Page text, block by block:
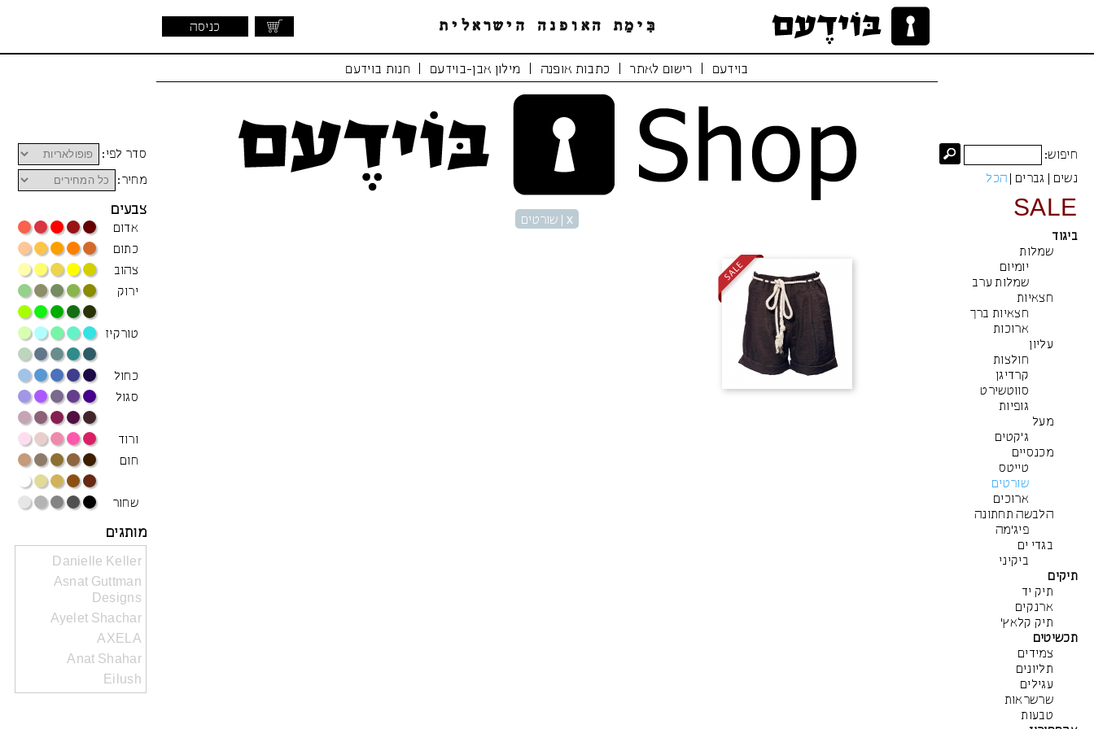
כניסה
בוידעם רישום לאתר כתבות אופנה מילון אבן-בוידעם חנות בוידעם
חיפוש:
נשים גברים הכל
SALE
ביגוד
שמלות
יומיום
שמלות ערב
חצאיות
חצאיות ברך
ארוכות
עליון
חולצות
קרדיגן
סווטשירט
גופיות
מעל
ג'קטים
מכנסיים
טייטס
שורטים
ארוכים
הלבשה תחתונה
פיג'מה
בגדי ים
ביקיני
תיקים
תיק יד
ארנקים
תיק קלאץ'
תכשיטים
צמידים
תליונים
עגילים
שרשראות
טבעות
סדר לפי:
מחיר:
צבעים
אדום
כתום
צהוב
ירוק
טורקיז
כחול
סגול
ורוד
חום
שחור
מותגים
Danielle Keller
Asnat Guttman
Designs
Ayelet Shachar
AXELA
Anat Shahar
Eilush
x | שורטים